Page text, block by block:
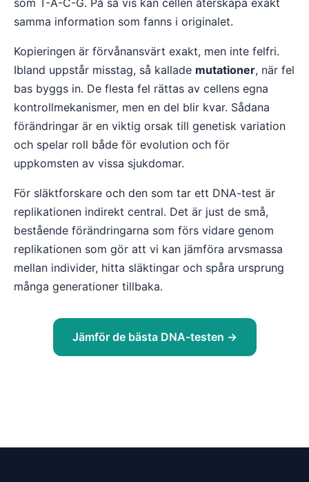
som T-A-C-G. På så vis kan cellen återskapa exakt
samma information som fanns i originalet.
Kopieringen är förvånansvärt exakt, men inte felfri.
Ibland uppstår misstag, så kallade mutationer, när fel
bas byggs in. De flesta fel rättas av cellens egna
kontrollmekanismer, men en del blir kvar. Sådana
förändringar är en viktig orsak till genetisk variation
och spelar roll både för evolution och för
uppkomsten av vissa sjukdomar.
För släktforskare och den som tar ett DNA-test är
replikationen indirekt central. Det är just de små,
bestående förändringarna som förs vidare genom
replikationen som gör att vi kan jämföra arvsmassa
mellan individer, hitta släktingar och spåra ursprung
många generationer tillbaka.
Jämför de bästa DNA-testen →